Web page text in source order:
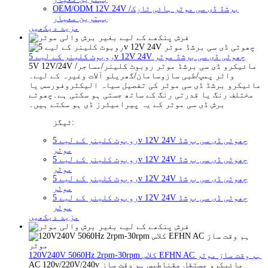
OEM/ODM 12V 24V برشڈ ڈی سی موٹر ہائی ٹارک/
بہترین معیار
مزید دیکھیں
روبوٹ کلینر کے لیے 5v 12V 24V چھوٹی ڈی سی برشڈ موٹر
5V 12V/24V مائیکرو ڈی سی برشڈ موٹر روبوٹ کلینر/مساجر/
واٹر پمپ/طبی سازوسامان/گھریلو آلات وغیرہ کے لیے۔
مائیکرو برشڈ ڈی سی موٹر کی تفصیل سیاہ الیکٹروفورسس یا
مختلف رنگ یا قدرتی رنگ کے ساتھ جستی ہو سکتی ہے۔چھوٹے
برش ڈی سی موٹر کے یہ پیرامیٹرز ڈی ہو سکتے ہیں۔
ٹیگز:
روبوٹ کلینر کے لیے 5v 12V 24V چھوٹی ڈی سی برشڈ
موٹر
روبوٹ کلینر کے لیے 5v 12V 24V چھوٹی ڈی سی برشڈ
موٹر
روبوٹ کلینر کے لیے 5v 12V 24V چھوٹی ڈی سی برشڈ
موٹر
روبوٹ کلینر کے لیے 5v 12V 24V چھوٹی ڈی سی برشڈ
موٹر
مزید دیکھیں
120V240V 5060Hz 2rpm-30rpm کلاس EFHN AC ہم وقت ساز موٹر
AC 120v/220V/240v مائیکرو مستقل مقناطیس ہم وقت ساز